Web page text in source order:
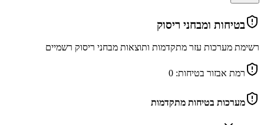
בטיחות ומבחני ריסוק
רשימת מערכות עזר מתקדמות ותוצאות מבחני ריסוק רשמיים
רמת אבזור בטיחות: 0
מערכות בטיחות מתקדמות